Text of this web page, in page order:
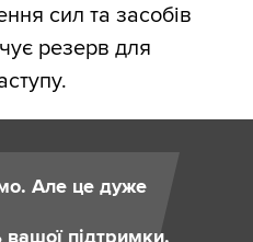
сил та засобів
резерв для
Але це дуже
підтримки.